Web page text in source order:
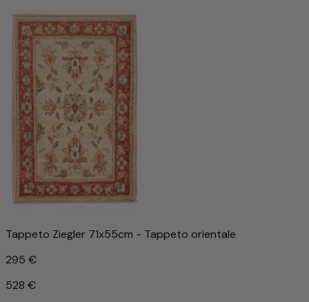
Tappeto Ziegler 71x55cm - Tappeto orientale
295 €
528 €